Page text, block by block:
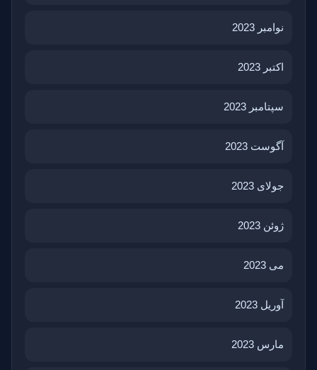
نوامبر 2023
اکتبر 2023
سپتامبر 2023
آگوست 2023
جولای 2023
ژوئن 2023
می 2023
آوریل 2023
مارس 2023